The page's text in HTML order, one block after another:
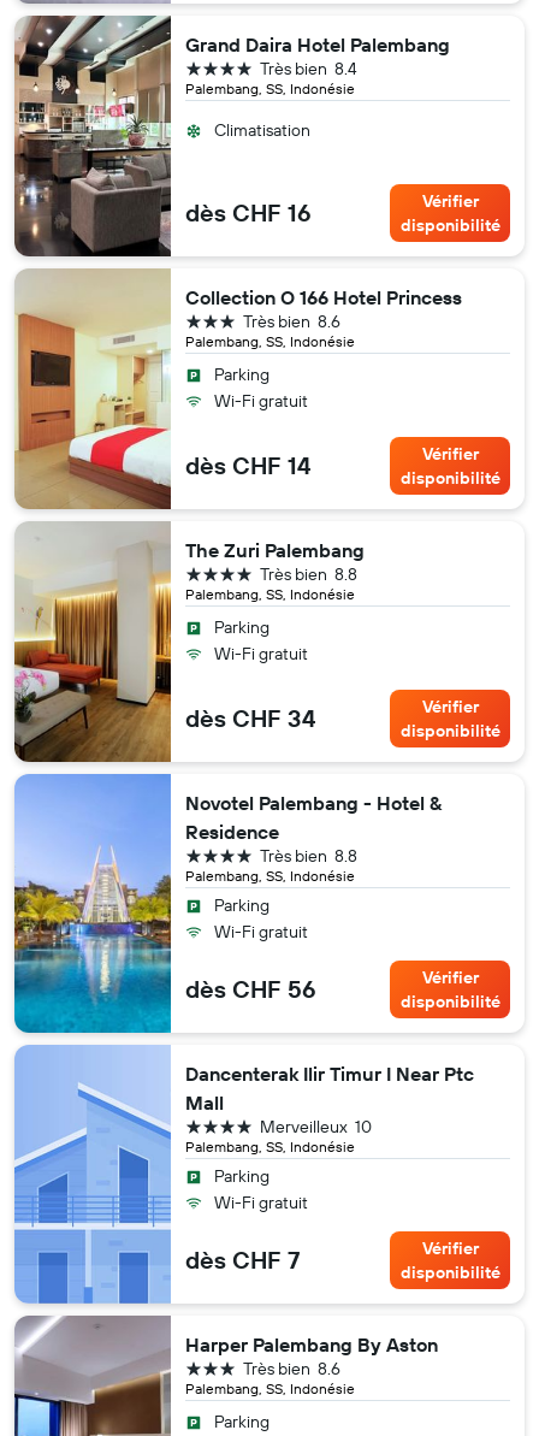
Grand Daira Hotel Palembang
Palembang, SS, Indonésie
8.4
Très bien
4 étoiles
Climatisation
dès CHF 16
Vérifier
disponibilité
Collection O 166 Hotel Princess
Palembang, SS, Indonésie
8.6
Très bien
3 étoiles
Parking
Wi-Fi gratuit
dès CHF 14
Vérifier
disponibilité
The Zuri Palembang
Palembang, SS, Indonésie
8.8
Très bien
4 étoiles
Parking
Wi-Fi gratuit
dès CHF 34
Vérifier
disponibilité
Novotel Palembang - Hotel &
Residence
Palembang, SS, Indonésie
8.8
Très bien
4 étoiles
Parking
Wi-Fi gratuit
dès CHF 56
Vérifier
disponibilité
Dancenterak Ilir Timur I Near Ptc
Mall
Palembang, SS, Indonésie
10
Merveilleux
4 étoiles
Parking
Wi-Fi gratuit
dès CHF 7
Vérifier
disponibilité
Harper Palembang By Aston
Palembang, SS, Indonésie
8.6
Très bien
3 étoiles
Parking